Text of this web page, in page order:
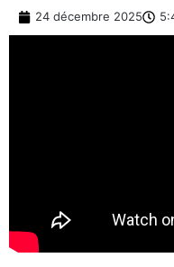
24 décembre 2025